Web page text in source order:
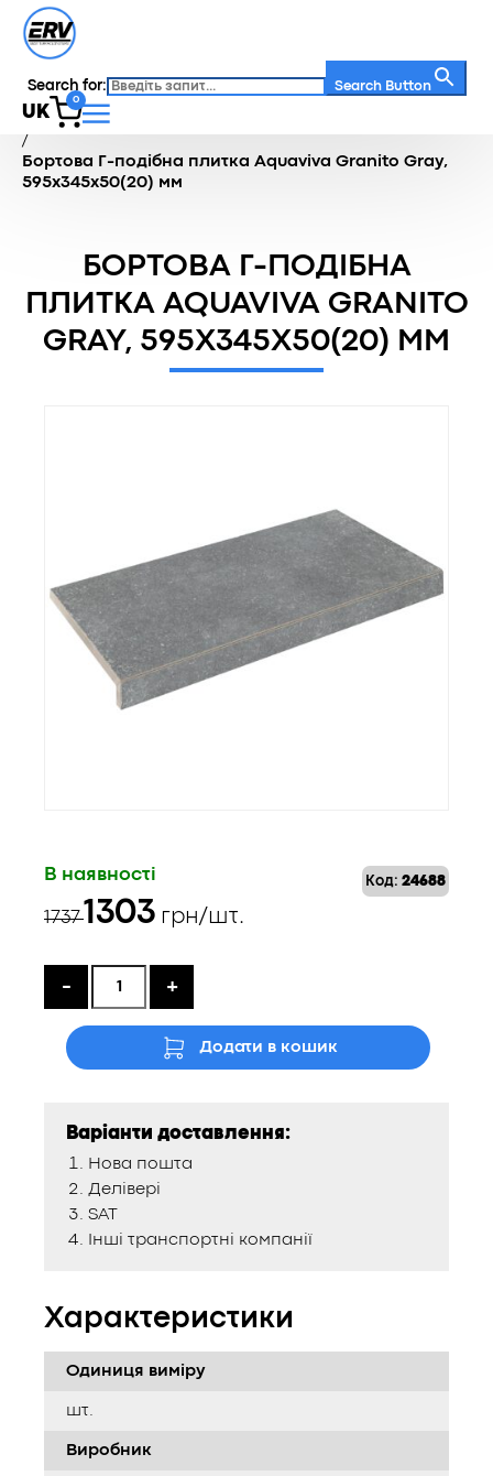
Search for: Search Button
UK
0
Головна / Каталог
/
Бортова Г-подібна плитка Aquaviva Granito Gray,
595x345x50(20) мм
БОРТОВА Г-ПОДІБНА
ПЛИТКА AQUAVIVA GRANITO
GRAY, 595X345X50(20) ММ
Код: 24688
В наявності
1737
Оригінальна
1737 ₴.
1303
Поточна
1303 ₴.
грн/шт.
- +
Додати в кошик
Варіанти доставлення:
Нова пошта
Делівері
SAT
Інші транспортні компанії
Характеристики
Одиниця виміру
шт.
Виробник